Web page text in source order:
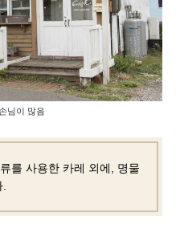
님이 많음
를 사용한 카레 외에, 명물